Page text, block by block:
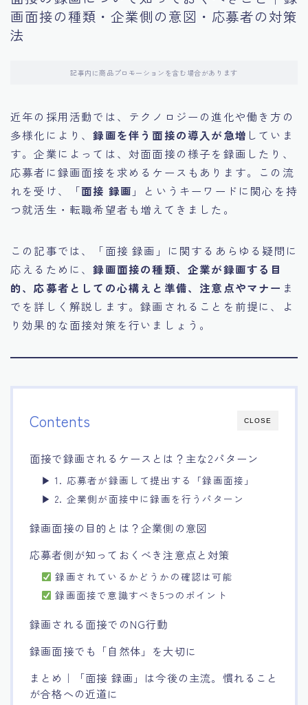
11.オンライン面接の成功への鍵
12.転職先企業の文化を深く理解する
14.キャリアアップのための面接戦略
15.職場適応力をアピールする方法
16.エージェントと良好な関係を築く方法
18.転職後の職場に適応するためのヒント
画面接の種類・企業側の意図・応募者の対策
法
記事内に商品プロモーションを含む場合があります
近年の採用活動では、テクノロジーの進化や働き方の
多様化により、録画を伴う面接の導入が急増 していま
す。企業によっては、対面面接の様子を録画したり、
応募者に録画面接を求めるケースもあります。この流
れを受け、「面接 録画 」というキーワードに関心を持
つ就活生・転職希望者も増えてきました。
この記事では、「面接 録画」に関するあらゆる疑問に
応えるために、録画面接の種類、企業が録画する目
的、応募者としての心構えと準備、注意点やマナー ま
でを詳しく解説します。録画されることを前提に、よ
り効果的な面接対策を行いましょう。
CLOSE
Contents
面接で録画されるケースとは？主な2パターン
▶ 1. 応募者が録画して提出する「録画面接」
▶ 2. 企業側が面接中に録画を行うパターン
録画面接の目的とは？企業側の意図
応募者側が知っておくべき注意点と対策
録画されているかどうかの確認は可能
録画面接で意識すべき5つのポイント
録画される面接でのNG行動
録画面接でも「自然体」を大切に
まとめ｜「面接 録画」は今後の主流。慣れること
が合格への近道に